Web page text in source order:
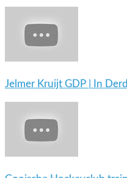
Jelmer Kruijt GDP | In